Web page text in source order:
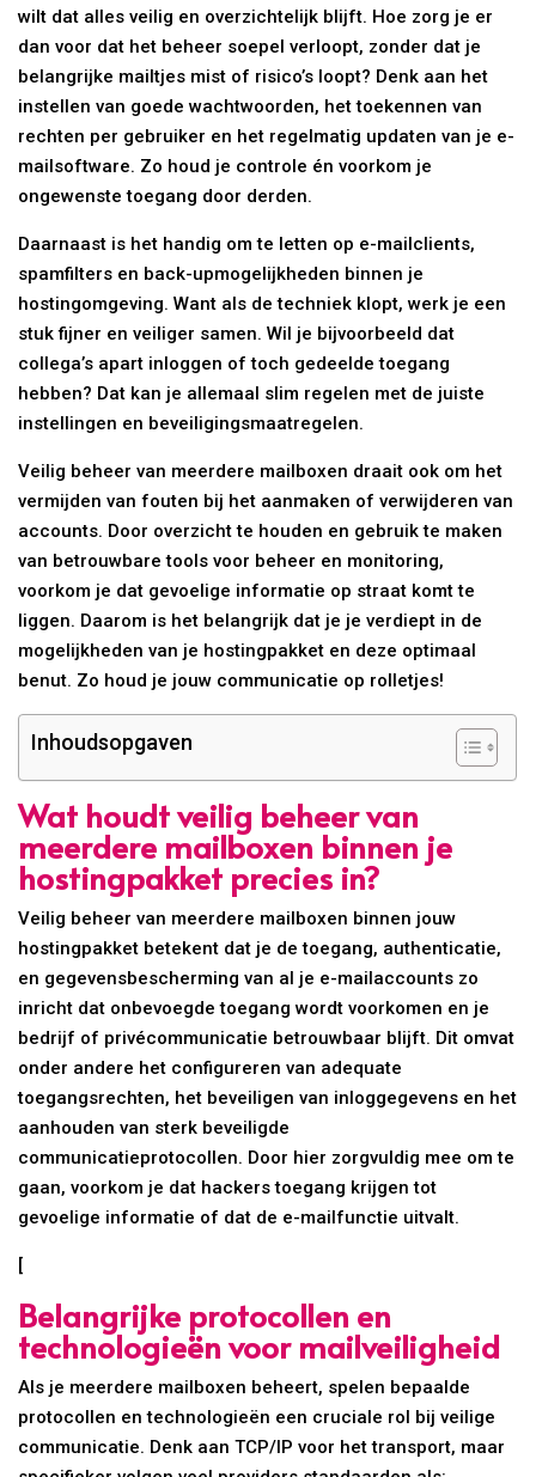
wilt dat alles veilig en overzichtelijk blijft. Hoe zorg je er
dan voor dat het beheer soepel verloopt, zonder dat je
belangrijke mailtjes mist of risico’s loopt? Denk aan het
instellen van goede wachtwoorden, het toekennen van
rechten per gebruiker en het regelmatig updaten van je e-
mailsoftware. Zo houd je controle én voorkom je
ongewenste toegang door derden.
Daarnaast is het handig om te letten op e-mailclients,
spamfilters en back-upmogelijkheden binnen je
hostingomgeving. Want als de techniek klopt, werk je een
stuk fijner en veiliger samen. Wil je bijvoorbeeld dat
collega’s apart inloggen of toch gedeelde toegang
hebben? Dat kan je allemaal slim regelen met de juiste
instellingen en beveiligingsmaatregelen.
Veilig beheer van meerdere mailboxen draait ook om het
vermijden van fouten bij het aanmaken of verwijderen van
accounts. Door overzicht te houden en gebruik te maken
van betrouwbare tools voor beheer en monitoring,
voorkom je dat gevoelige informatie op straat komt te
liggen. Daarom is het belangrijk dat je je verdiept in de
mogelijkheden van je hostingpakket en deze optimaal
benut. Zo houd je jouw communicatie op rolletjes!
Inhoudsopgaven
Wat houdt veilig beheer van
meerdere mailboxen binnen je
hostingpakket precies in?
Veilig beheer van meerdere mailboxen binnen jouw
hostingpakket betekent dat je de toegang, authenticatie,
en gegevensbescherming van al je e-mailaccounts zo
inricht dat onbevoegde toegang wordt voorkomen en je
bedrijf of privécommunicatie betrouwbaar blijft. Dit omvat
onder andere het configureren van adequate
toegangsrechten, het beveiligen van inloggegevens en het
aanhouden van sterk beveiligde
communicatieprotocollen. Door hier zorgvuldig mee om te
gaan, voorkom je dat hackers toegang krijgen tot
gevoelige informatie of dat de e-mailfunctie uitvalt.
[
Belangrijke protocollen en
technologieën voor mailveiligheid
Als je meerdere mailboxen beheert, spelen bepaalde
protocollen en technologieën een cruciale rol bij veilige
communicatie. Denk aan TCP/IP voor het transport, maar